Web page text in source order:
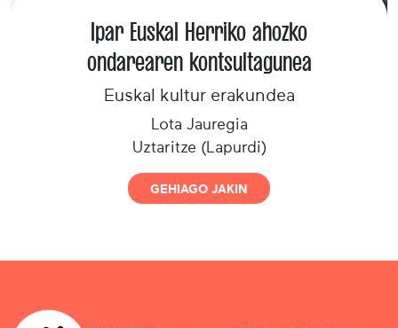
Ipar Euskal Herriko ahozko
ondarearen kontsultagunea
Euskal kultur erakundea
Lota Jauregia
Uztaritze (Lapurdi)
GEHIAGO JAKIN